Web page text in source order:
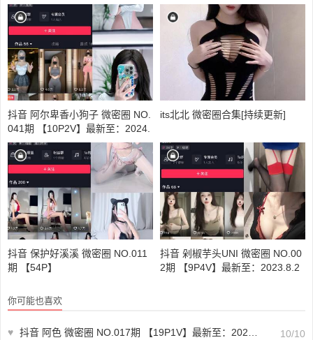
抖音 阿尔卑香小狗子 微密圈 NO.
041期 【10P2V】最新至：2024.
1.05
its北北 微密圈合集[持续更新]
抖音 保护好溪溪 微密圈 NO.011
期 【54P】
抖音 剁椒芋头UNI 微密圈 NO.00
2期 【9P4V】最新至：2023.8.2
你可能也喜欢
♥ 抖音 阿色 微密圈 NO.017期 【19P1V】最新至：2023.9.28
10/10